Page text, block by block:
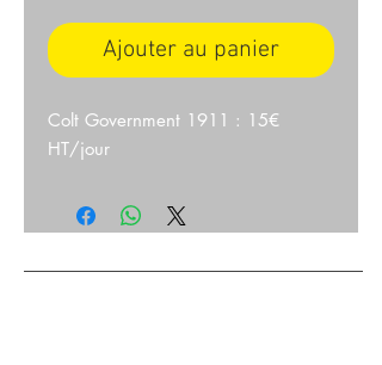
Ajouter au panier
Colt Government 1911 : 15€
HT/jour